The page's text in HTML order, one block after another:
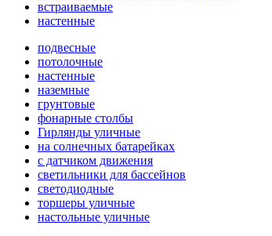
встраиваемые
настенные
подвесные
потолочные
настенные
наземные
грунтовые
фонарные столбы
Гирлянды уличные
на солнечных батарейках
с датчиком движения
светильники для бассейнов
светодиодные
торшеры уличные
настольные уличные